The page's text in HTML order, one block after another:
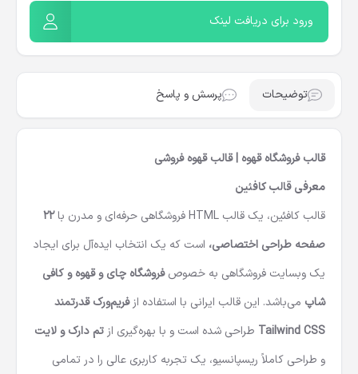
ورود برای دریافت لینک
توضیحات پرسش و پاسخ
قالب فروشگاه قهوه | قالب قهوه فروشی
معرفی قالب کافئین
قالب کافئین، یک قالب HTML فروشگاهی حرفه‌ای و مدرن با
22
صفحه طراحی اختصاصی، است که یک انتخاب ایده‌آل برای ایجاد
یک وبسایت فروشگاهی به خصوصفروشگاه چای و قهوه و کافی
شاپ می‌باشد. این قالب ایرانی با استفاده ازفریم‌ورک قدرتمند
Tailwind CSS طراحی شده است و با بهره‌گیری از تم دارک و لایت
و طراحی کاملاً ریسپانسیو، یک تجربه کاربری عالی را در تمامی